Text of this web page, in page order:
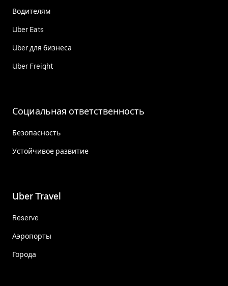
Водителям
Uber Eats
Uber для бизнеса
Uber Freight
Социальная ответственность
Безопасность
Устойчивое развитие
Uber Travel
Reserve
Аэропорты
Города